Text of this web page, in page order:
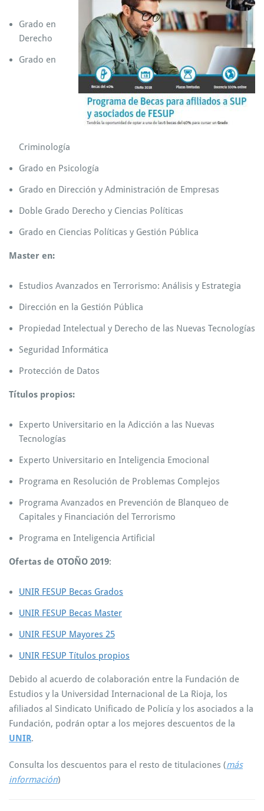
Grado en
Derecho
Grado en
Criminología
Grado en Psicología
Grado en Dirección y Administración de Empresas
Doble Grado Derecho y Ciencias Políticas
Grado en Ciencias Políticas y Gestión Pública
Master en:
Estudios Avanzados en Terrorismo: Análisis y Estrategia
Dirección en la Gestión Pública
Propiedad Intelectual y Derecho de las Nuevas Tecnologías
Seguridad Informática
Protección de Datos
Títulos propios:
Experto Universitario en la Adicción a las Nuevas
Tecnologías
Experto Universitario en Inteligencia Emocional
Programa en Resolución de Problemas Complejos
Programa Avanzados en Prevención de Blanqueo de
Capitales y Financiación del Terrorismo
Programa en Inteligencia Artificial
Ofertas de OTOÑO 2019:
UNIR FESUP Becas Grados
UNIR FESUP Becas Master
UNIR FESUP Mayores 25
UNIR FESUP Títulos propios
Debido al acuerdo de colaboración entre la Fundación de
Estudios y la Universidad Internacional de La Rioja, los
afiliados al Sindicato Unificado de Policía y los asociados a la
Fundación, podrán optar a los mejores descuentos de la
UNIR.
Consulta los descuentos para el resto de titulaciones (más
información)